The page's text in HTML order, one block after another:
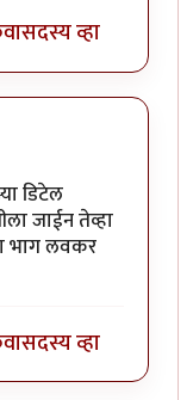
सदस्य व्हा
डिटेल
जाईन तेव्हा
भाग लवकर
सदस्य व्हा